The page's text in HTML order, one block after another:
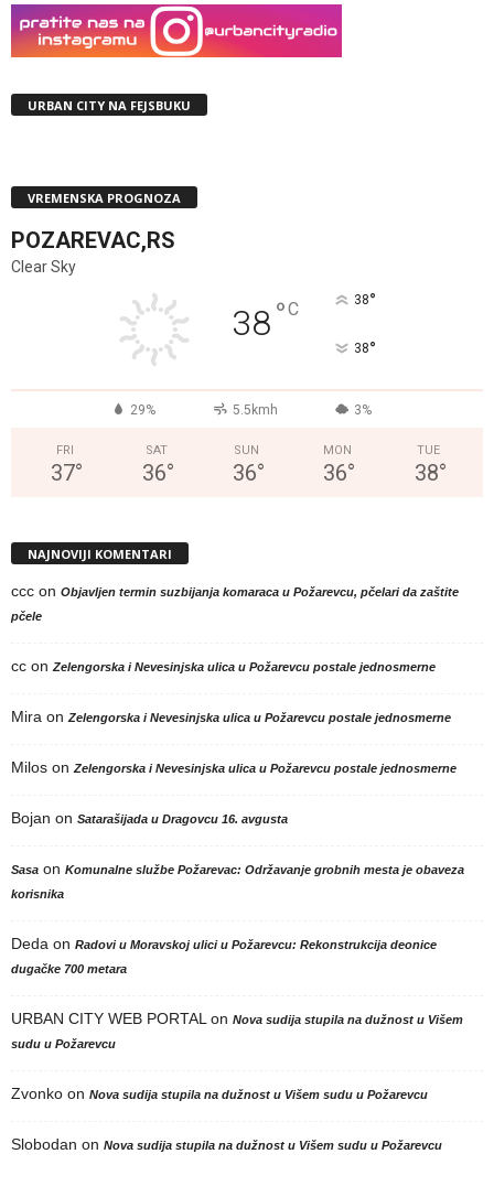
URBAN CITY NA FEJSBUKU
VREMENSKA PROGNOZA
POZAREVAC,RS
Clear Sky
38°C 38°
38°
29% 5.5kmh 3%
FRI
37°
SAT
36°
SUN
36°
MON
36°
TUE
38°
NAJNOVIJI KOMENTARI
ccc on Objavljen termin suzbijanja komaraca u Požarevcu, pčelari da zaštite
pčele
cc on Zelengorska i Nevesinjska ulica u Požarevcu postale jednosmerne
Mira on Zelengorska i Nevesinjska ulica u Požarevcu postale jednosmerne
Milos on Zelengorska i Nevesinjska ulica u Požarevcu postale jednosmerne
Bojan on Satarašijada u Dragovcu 16. avgusta
Sasa on Komunalne službe Požarevac: Održavanje grobnih mesta je obaveza
korisnika
Deda on Radovi u Moravskoj ulici u Požarevcu: Rekonstrukcija deonice
dugačke 700 metara
URBAN CITY WEB PORTAL on Nova sudija stupila na dužnost u Višem
sudu u Požarevcu
Zvonko on Nova sudija stupila na dužnost u Višem sudu u Požarevcu
Slobodan on Nova sudija stupila na dužnost u Višem sudu u Požarevcu